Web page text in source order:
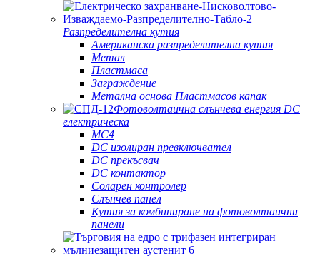
Разпределителна кутия
Американска разпределителна кутия
Метал
Пластмаса
Заграждение
Метална основа Пластмасов капак
Фотоволтаична слънчева енергия DC
електрическа
MC4
DC изолиран превключвател
DC прекъсвач
DC контактор
Соларен контролер
Слънчев панел
Кутия за комбиниране на фотоволтаични
панели